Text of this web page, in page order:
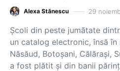
Alexa Stănescu 29
Școli din peste jumătate
un catalog electronic, însă
Năsăud, Botoșani, Călărași,
a fost plătit și din banii